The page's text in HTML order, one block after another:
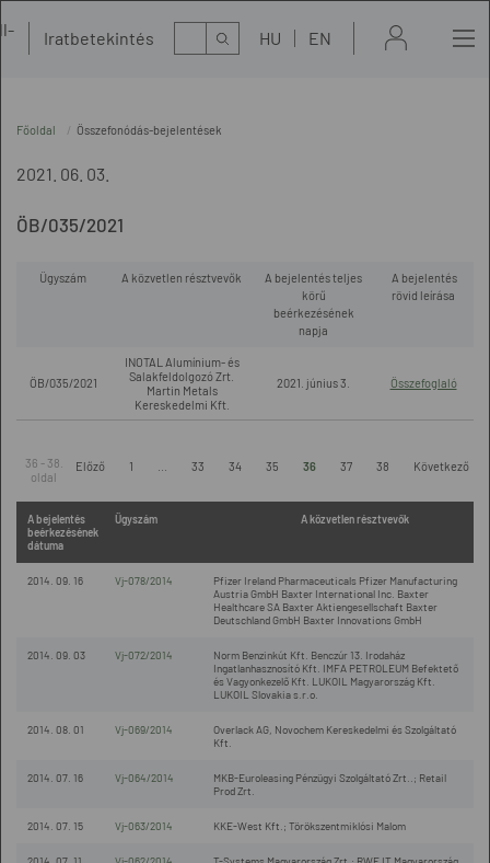
Iratbetekintés Kereső HU EN
Főoldal Összefonódás-bejelentések
2021. 06. 03.
ÖB/035/2021
Ügyszám A közvetlen résztvevők
A bejelentés teljes
körű
beérkezésének
napja
A bejelentés
rövid leírása
ÖB/035/2021
INOTAL Alumínium- és
Salakfeldolgozó Zrt.
Martin Metals
Kereskedelmi Kft.
2021. június 3. Összefoglaló
36 - 38.
oldal
Előző 1 33 34 35 36 37 38 Következő
A bejelentés
beérkezésének
dátuma
Ügyszám A közvetlen résztvevők
2014. 09. 16 Vj-078/2014
Pfizer Ireland Pharmaceuticals Pfizer Manufacturing
Austria GmbH Baxter International Inc. Baxter
Healthcare SA Baxter Aktiengesellschaft Baxter
Deutschland GmbH Baxter Innovations GmbH
2014. 09. 03 Vj-072/2014
Norm Benzinkút Kft. Benczúr 13. Irodaház
Ingatlanhasznosító Kft. IMFA PETROLEUM Befektető
és Vagyonkezelő Kft. LUKOIL Magyarország Kft.
LUKOIL Slovakia s.r.o.
2014. 08. 01 Vj-069/2014
Overlack AG, Novochem Kereskedelmi és Szolgáltató
Kft.
2014. 07. 16 Vj-064/2014
MKB-Euroleasing Pénzügyi Szolgáltató Zrt..; Retail
Prod Zrt.
2014. 07. 15 Vj-063/2014 KKE-West Kft.; Törökszentmiklósi Malom